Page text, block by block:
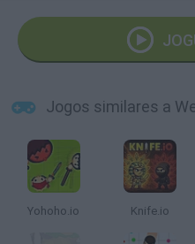
Jogos similares a
Yohoho.io Knife.io